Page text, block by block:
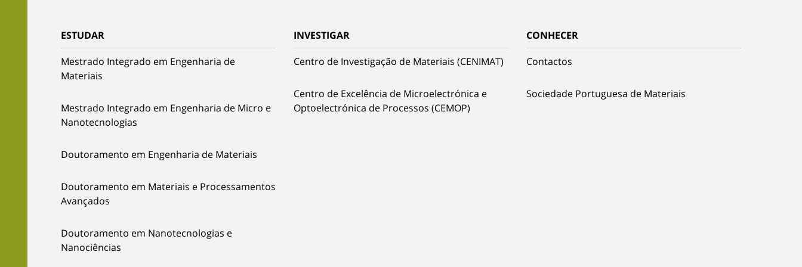
ESTUDAR
Mestrado Integrado em Engenharia de
Materiais
Mestrado Integrado em Engenharia de Micro e
Nanotecnologias
Doutoramento em Engenharia de Materiais
Doutoramento em Materiais e Processamentos
Avançados
Doutoramento em Nanotecnologias e
Nanociências
INVESTIGAR
Centro de Investigação de Materiais (CENIMAT)
Centro de Excelência de Microelectrónica e
Optoelectrónica de Processos (CEMOP)
CONHECER
Contactos
Sociedade Portuguesa de Materiais